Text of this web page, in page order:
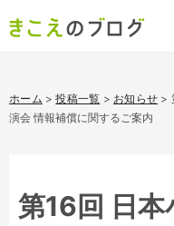
ホーム >投稿一覧 > お知らせ >
演会 情報補償に関するご案内
第16回 日